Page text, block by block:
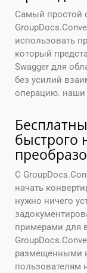
Самый простой
использовать
который
Swagger для
без усилий
операцию. наши
быстрого
С
начать
нужно ничего
примерами для
размещенными
пользователям